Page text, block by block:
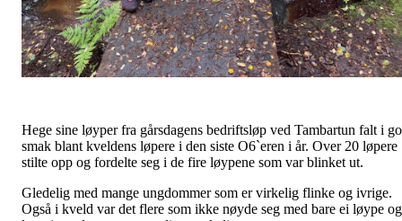
Hege sine løyper fra gårsdagens bedriftsløp ved Tambartun falt i
smak blant kveldens løpere i den siste O6`eren i år. Over 20 løpere
stilte opp og fordelte seg i de fire løypene som var blinket ut.
Gledelig med mange ungdommer som er virkelig flinke og ivrige.
Også i kveld var det flere som ikke nøyde seg med bare ei løype og